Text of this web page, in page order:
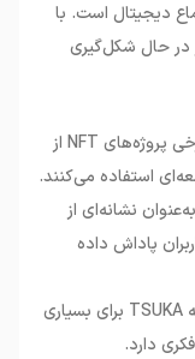
دیجیتال است. با
در حال شکل‌گیری
استفاده در جوامع و گروه‌های NFT: برخی پروژه‌های NFT از
مشوق وفاداری جامعه: توکن TSUKA به‌عنوان نشانه‌ای از
پاداش داده
ابزار هویت دیجیتال: عضویت در جامعه TSUKA برای بسیاری
دارد.